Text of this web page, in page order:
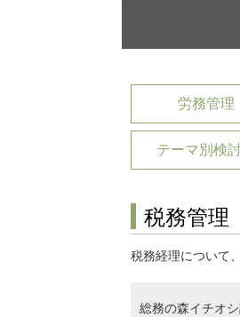
労務管理
テーマ別検
税務管理
税務経理について
総務の森イチオ